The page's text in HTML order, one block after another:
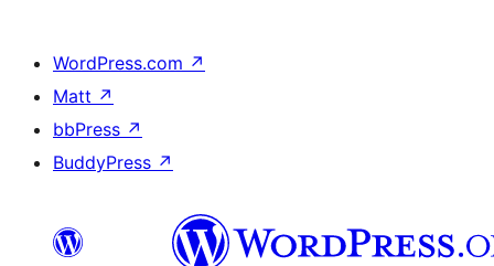
WordPress.com ↗
Matt ↗
bbPress ↗
BuddyPress ↗